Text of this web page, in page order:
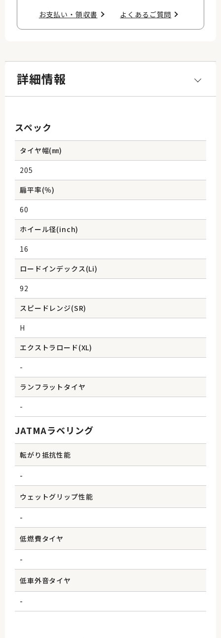
お支払い・領収書​ よくあるご質問​
詳細情報
スペック
タイヤ幅(㎜)
205
扁平率(％)
60
ホイール径(inch)
16
ロードインデックス(Li)
92
スピードレンジ(SR)
H
エクストラロード(XL)
-
ランフラットタイヤ
-
JATMAラベリング
転がり抵抗性能
-
ウェットグリップ性能
-
低燃費タイヤ
-
低車外音タイヤ
-